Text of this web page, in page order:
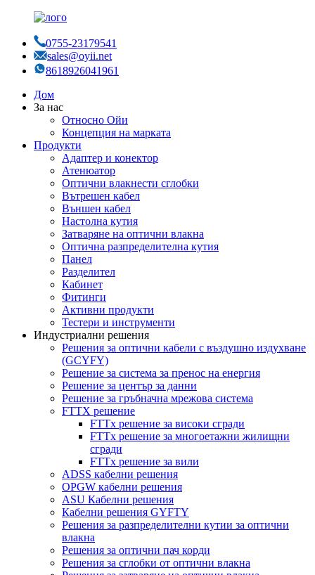
0755-23179541
sales@oyii.net
8618926041961
Дом
За нас
Относно Ойи
Концепция на марката
Продукти
Адаптер и конектор
Атенюатор
Оптични влакнести сглобки
Вътрешен кабел
Външен кабел
Настолна кутия
Затваряне на оптични влакна
Оптична разпределителна кутия
Панел
Разделител
Кабинет
Фитинги
Активни продукти
Тестери и инструменти
Индустриални решения
Решения за оптични кабели с въздушно издухване
(GCYFY)
Решение за система за пренос на енергия
Решение за център за данни
Решение за гръбначна мрежова система
FTTX решение
FTTx решение за високи сгради
FTTx решение за многоетажни жилищни
сгради
FTTx решение за вили
ADSS кабелни решения
OPGW кабелни решения
ASU Кабелни решения
Кабелни решения GYFTY
Решения за разпределителни кутии за оптични
влакна
Решения за оптични пач корди
Решения за сглобки от оптични влакна